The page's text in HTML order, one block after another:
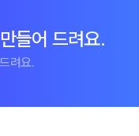
들어 드려요.
려요.